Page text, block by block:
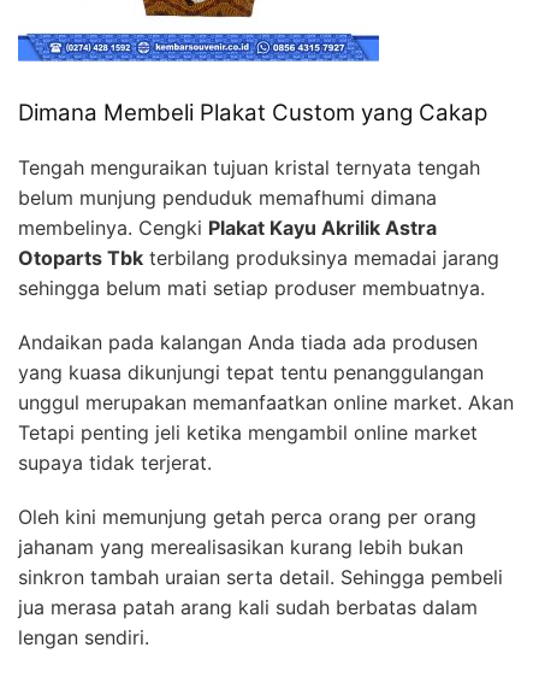
Dimana Membeli Plakat Custom yang Cakap
Tengah menguraikan tujuan kristal ternyata tengah
belum munjung penduduk memafhumi dimana
membelinya. Cengki Plakat Kayu Akrilik Astra
Otoparts Tbk terbilang produksinya memadai jarang
sehingga belum mati setiap produser membuatnya.
Andaikan pada kalangan Anda tiada ada produsen
yang kuasa dikunjungi tepat tentu penanggulangan
unggul merupakan memanfaatkan online market. Akan
Tetapi penting jeli ketika mengambil online market
supaya tidak terjerat.
Oleh kini memunjung getah perca orang per orang
jahanam yang merealisasikan kurang lebih bukan
sinkron tambah uraian serta detail. Sehingga pembeli
jua merasa patah arang kali sudah berbatas dalam
lengan sendiri.